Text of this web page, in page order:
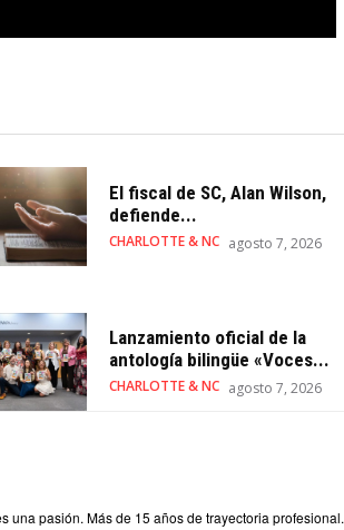
El fiscal de SC, Alan Wilson,
defiende...
CHARLOTTE & NC agosto 7, 2026
Lanzamiento oficial de la
antología bilingüe «Voces...
CHARLOTTE & NC agosto 7, 2026
una pasión. Más de 15 años de trayectoria profesional.